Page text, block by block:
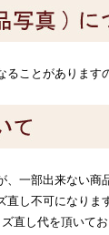
ことがあります
一部出来ない商
し不可になります
直し代を頂いて